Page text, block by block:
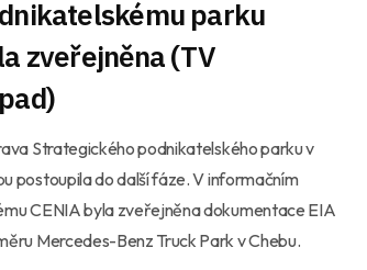
parku
zveřejněna (TV
Strategického podnikatelského parku v
postoupila do další fáze. V informačním
CENIA byla zveřejněna dokumentace EIA
Mercedes-Benz Truck Park v Chebu.